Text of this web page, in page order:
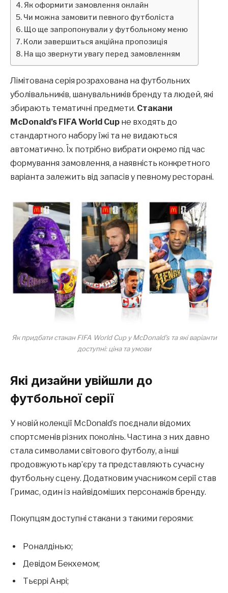
Як оформити замовлення онлайн
Чи можна замовити певного футболіста
Що ще запропонували у футбольному меню
Коли завершиться акційна пропозиція
На що звернути увагу перед замовленням
Лімітована серія розрахована на футбольних
уболівальників, шанувальників бренду та людей, які
збирають тематичні предмети. Стакани
McDonald’s FIFA World Cup не входять до
стандартного набору їжі та не видаються
автоматично. Їх потрібно вибрати окремо під час
формування замовлення, а наявність конкретного
варіанта залежить від запасів у певному ресторані.
Як придбати стакан FIFA World Cup у McDonald’s та які варіанти
доступні: ціна та умови
Які дизайни увійшли до
футбольної серії
У новій колекції McDonald’s поєднали відомих
спортсменів різних поколінь. Частина з них давно
стала символами світового футболу, а інші
продовжують кар’єру та представляють сучасну
футбольну сцену. Додатковим учасником серії став
Гримас, один із найвідоміших персонажів бренду.
Покупцям доступні стакани з такими героями:
Роналдінью;
Девідом Бекхемом;
Тьєррі Анрі;